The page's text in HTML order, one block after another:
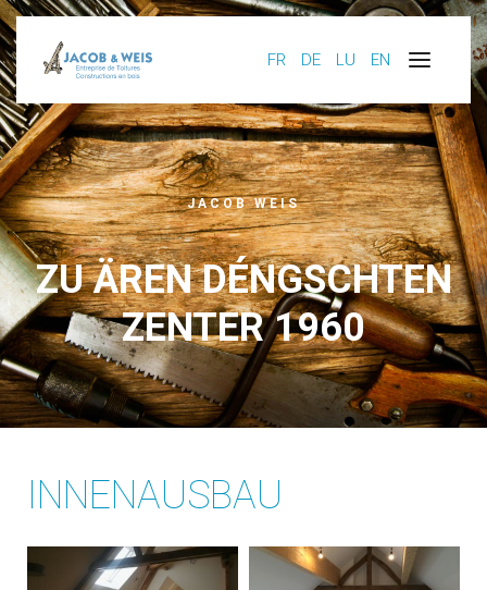
FR DE LU EN
JACOB WEIS
ZU ÄREN DÉNGSCHTEN
ZENTER 1960
INNENAUSBAU